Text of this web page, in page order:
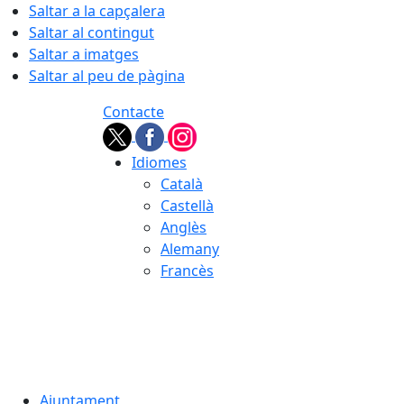
Saltar a la capçalera
Saltar al contingut
Saltar a imatges
Saltar al peu de pàgina
Contacte
Idiomes
Català
Castellà
Anglès
Alemany
Francès